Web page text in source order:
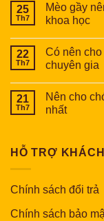
25
Th7
Mèo gầy
khoa học
22
Th7
Có nên
chuyên gia
21
Th7
Nên cho
nhất
HỖ TRỢ
Chính sách đổi trả
Chính sách bảo